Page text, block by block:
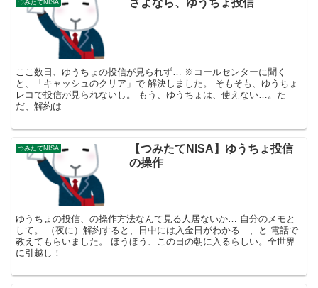
つみたてNISA
ここ数日、ゆうちょの投信が見られず… ※コールセンターに聞く
と、「キャッシュのクリア」で 解決しました。 そもそも、ゆうちょ
レコで投信が見られないし。 もう、ゆうちょは、使えない…。た
だ、解約は ...
つみたてNISA
【つみたてNISA】ゆうちょ投信
の操作
ゆうちょの投信、の操作方法なんて見る人居ないか… 自分のメモと
して。 （夜に）解約すると、日中には入金日がわかる…、と 電話で
教えてもらいました。 ほうほう、この日の朝に入るらしい。全世界
に引越し！